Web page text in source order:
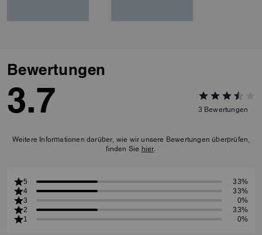
Bewertungen
3.7 3 Bewertungen
Weitere Informationen darüber, wie wir unsere Bewertungen überprüfen,
finden Sie hier
5
33%
4
33%
3
0%
2
33%
1
0%